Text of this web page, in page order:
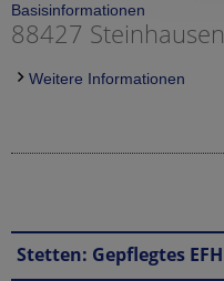
Basisinformationen
88427 Steinhausen
Weitere Informationen